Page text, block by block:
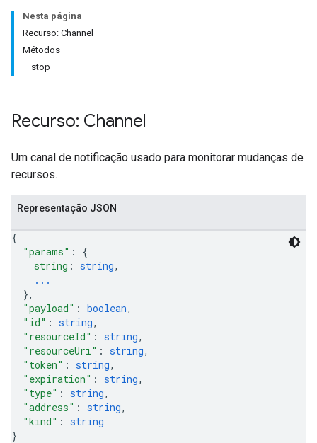
Nesta página
Recurso: Channel
Métodos
stop
Recurso: Channel
Um canal de notificação usado para monitorar mudanças de
recursos.
Representação JSON
{
"params" : {
string : string,
...
},
"payload" : boolean,
"id" : string,
"resourceId" : string,
"resourceUri" : string,
"token" : string,
"expiration" : string,
"type" : string,
"address" : string,
"kind" : string
}